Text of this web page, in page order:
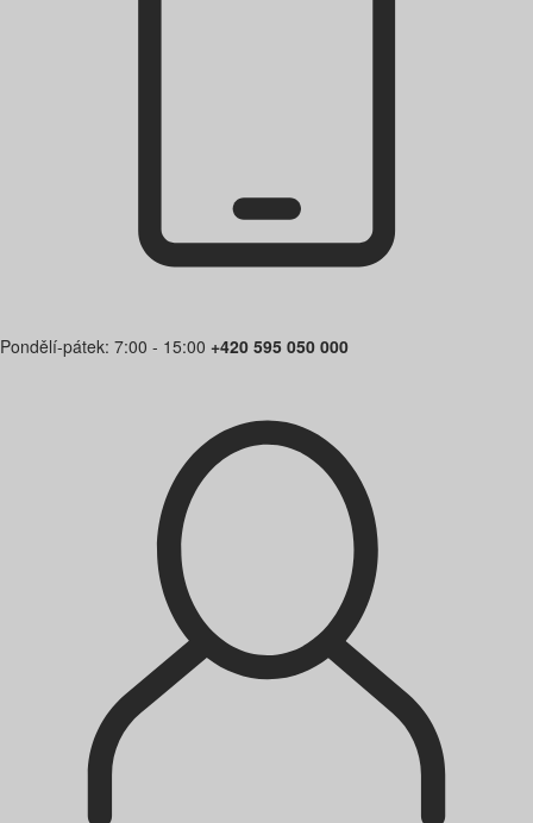
Pondělí-pátek: 7:00 - 15:00 +420 595 050 000